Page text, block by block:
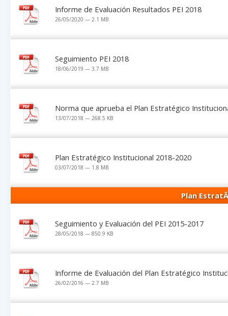
Informe de Evaluación Resultados PEI 2018
26/05/2020 — 2.1 MB
Seguimiento PEI 2018
18/06/2019 — 3.7 MB
Norma que aprueba el Plan Estratégico
13/07/2018 — 268.5 KB
Plan Estratégico Institucional 2018-2020
03/07/2018 — 1.8 MB
Plan
Seguimiento y Evaluación del PEI 2015-2017
28/05/2018 — 850.9 KB
Informe de Evaluación del Plan Estratégico
26/02/2016 — 2.7 MB